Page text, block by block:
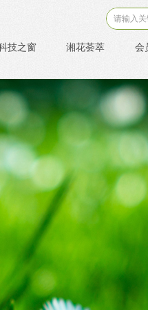
技之窗 湘花荟萃 会